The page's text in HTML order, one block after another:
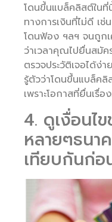
โดนขึ้นแบล็คลิสต์ใน
ทางการเงินที่ไม่ดี เ
โดนฟ้อง ฯลฯ จนถูกเ
ว่าเวลาคุณไปยื่นสมัค
ตรวจประวัติเจอได้ง่
รู้ตัวว่าโดนขึ้นแบล็คลิ
เพราะโอกาสที่ยื่นเรื่อ
4. ดูเงื่อนไ
หลายๆธนา
เทียบกันก่อ